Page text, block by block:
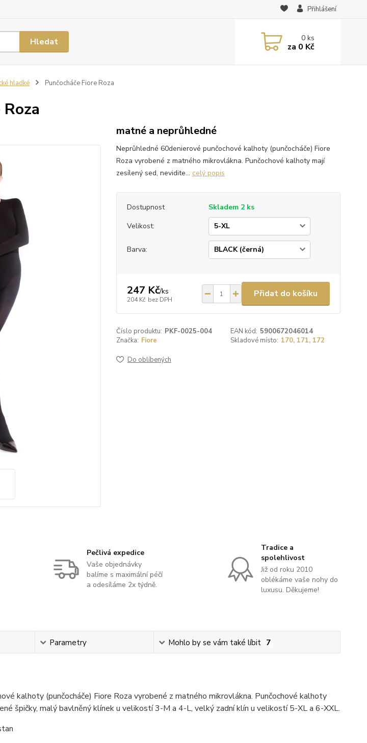
Přihlášení
Hledat 0ks
za 0 Kč
hladké Punčocháče Fiore Roza
matné a neprůhledné
Neprůhledné 60denierové punčochové kalhoty (punčocháče) Fiore
Roza vyrobené z matného mikrovlákna. Punčochové kalhoty mají
zesílený sed, nevidite... celý popis
Dostupnost
Skladem 2 ks
Velikost:
Barva:
247 Kč/ks
204 Kč bez DPH
Přidat do košíku
Číslo produktu: PKF-0025-004 EAN kód: 5900672046014
Značka: Fiore Skladové místo: 170, 171, 172
Do oblíbených
Pečlivá expedice
Vaše objednávky
balíme s maximální péčí
a odesíláme 2x týdně.
Tradice a
spolehlivost
Již od roku 2010
oblékáme vaše nohy do
luxusu. Děkujeme!
Parametry Mohlo by se vám také líbit 7
kalhoty (punčocháče) Fiore Roza vyrobené z matného mikrovlákna. Punčochové kalhoty
špičky, malý bavlněný klínek u velikostí 3-M a 4-L, velký zadní klín u velikostí 5-XL a 6-XXL.